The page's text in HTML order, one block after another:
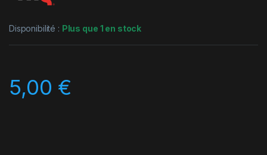
Disponibilité : Plus que 1 en stock
5,00 €